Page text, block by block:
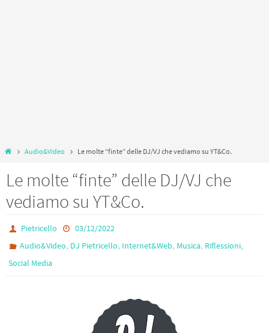
HomeAudio&Video Le molte “finte” delle DJ/VJ che vediamo su YT&Co.
Le molte “finte” delle DJ/VJ che
vediamo su YT&Co.
Pietricello
03/12/2022
Audio&Video, DJ Pietricello, Internet&Web, Musica, Riflessioni,
Social Media